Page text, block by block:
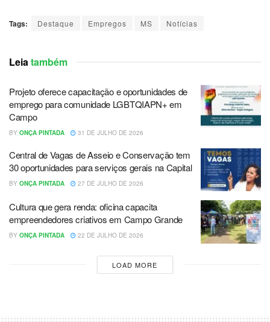
Tags: Destaque Empregos MS Notícias
Leiatambém
Projeto oferece capacitação e oportunidades de
emprego para comunidade LGBTQIAPN+ em
Campo
BY ONÇA PINTADA 31 DE JULHO DE 2026
Central de Vagas de Asseio e Conservação tem
30 oportunidades para serviços gerais na Capital
BY ONÇA PINTADA 27 DE JULHO DE 2026
Cultura que gera renda: oficina capacita
empreendedores criativos em Campo Grande
BY ONÇA PINTADA 22 DE JULHO DE 2026
LOAD MORE